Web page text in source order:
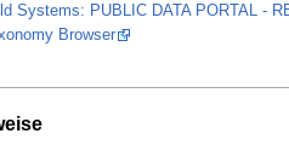
Systems: PUBLIC DATA PORTAL -
Browser